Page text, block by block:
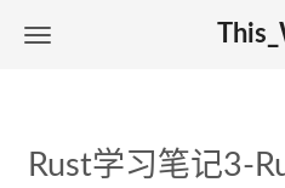
Rust学习笔记3-